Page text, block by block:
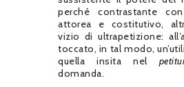
perché contrastante
attorea e costitutivo,
vizio di ultrapetizione:
toccato, in tal modo,
quella insita nel
domanda.